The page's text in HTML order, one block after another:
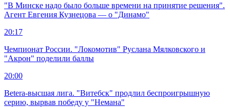
"В Минске надо было больше времени на принятие решения".
Агент Евгения Кузнецова — о "Динамо"
20:17
Чемпионат России. "Локомотив" Руслана Мялковского и
"Акрон" поделили баллы
20:00
Betera-высшая лига. "Витебск" продлил беспроигрышную
серию, вырвав победу у "Немана"